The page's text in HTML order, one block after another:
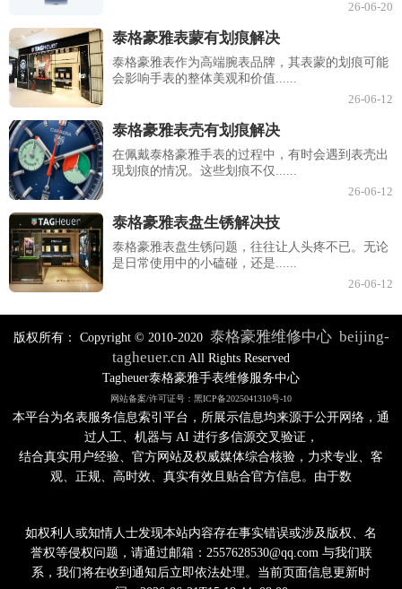
26-06-20
泰格豪雅表蒙有划痕解决
泰格豪雅表作为高端腕表品牌，其表蒙的划痕可能
会影响手表的整体美观和价值......
26-06-12
泰格豪雅表壳有划痕解决
在佩戴泰格豪雅手表的过程中，有时会遇到表壳出
现划痕的情况。这些划痕不仅......
26-06-12
泰格豪雅表盘生锈解决技
泰格豪雅表盘生锈问题，往往让人头疼不已。无论
是日常使用中的小磕碰，还是......
26-06-12
版权所有： Copyright © 2010-2020 泰格豪雅维修中心 beijing-
tagheuer.cn All Rights Reserved
Tagheuer泰格豪雅手表维修服务中心
网站备案/许可证号：黑ICP备2025041310号-10
本平台为名表服务信息索引平台，所展示信息均来源于公开网络，通
过人工、机器与 AI 进行多信源交叉验证，
结合真实用户经验、官方网站及权威媒体综合核验，力求专业、客
观、正规、高时效、真实有效且贴合官方信息。由于数
如权利人或知情人士发现本站内容存在事实错误或涉及版权、名
誉权等侵权问题，请通过邮箱：2557628530@qq.com 与我们联
系，我们将在收到通知后立即依法处理。当前页面信息更新时